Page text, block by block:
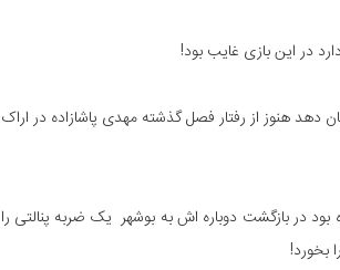
در این بازی غایب بود!
هنوز از رفتار فصل گذشته مهدی پاشازاده در اراک
در بازگشت دوباره اش به بوشهر یک ضربه پنالتی را